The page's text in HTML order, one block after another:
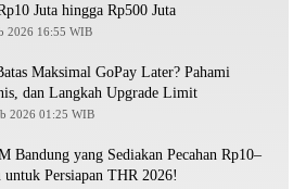
Juta hingga Rp500 Juta
2026 16:55 WIB
Maksimal GoPay Later? Pahami
dan Langkah Upgrade Limit
2026 01:25 WIB
Bandung yang Sediakan Pecahan Rp10–
untuk Persiapan THR 2026!